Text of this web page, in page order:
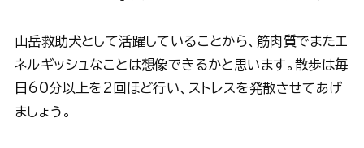
山岳救助犬として活躍していることから、筋肉質でまたエ
ネルギッシュなことは想像できるかと思います。散歩は毎
日60分以上を2回ほど行い、ストレスを発散させてあげ
ましょう。